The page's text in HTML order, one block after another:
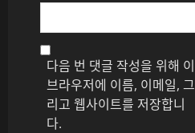
다음 번 댓글 작성을 위해 이
브라우저에 이름, 이메일, 그
리고 웹사이트를 저장합니
다.